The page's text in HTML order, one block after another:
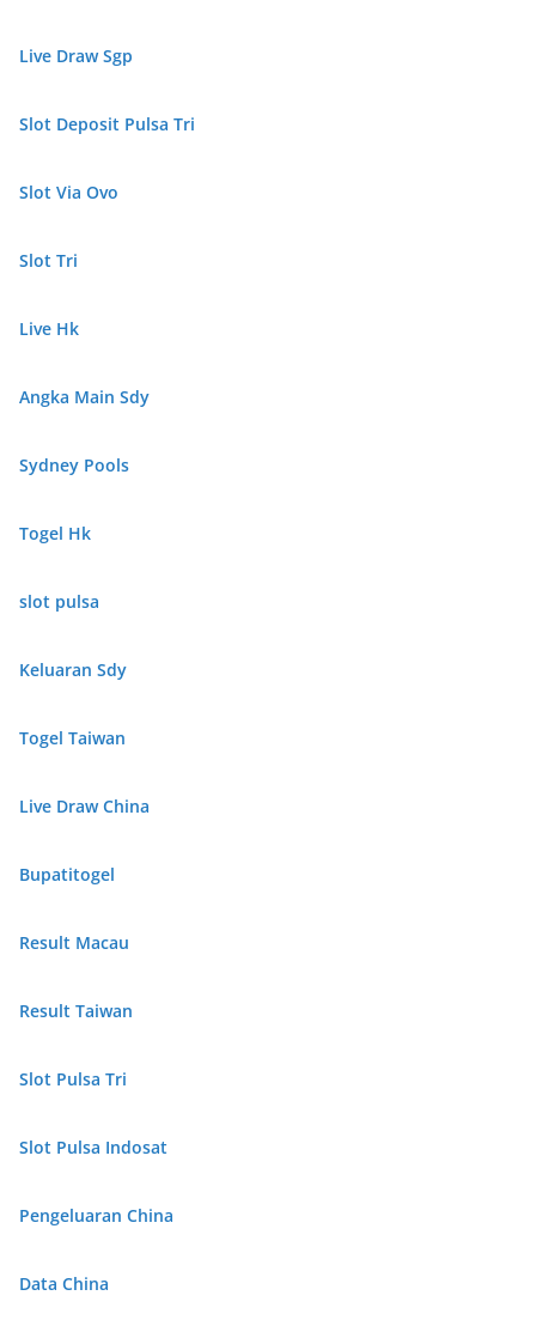
Live Draw Sgp
Slot Deposit Pulsa Tri
Slot Via Ovo
Slot Tri
Live Hk
Angka Main Sdy
Sydney Pools
Togel Hk
slot pulsa
Keluaran Sdy
Togel Taiwan
Live Draw China
Bupatitogel
Result Macau
Result Taiwan
Slot Pulsa Tri
Slot Pulsa Indosat
Pengeluaran China
Data China